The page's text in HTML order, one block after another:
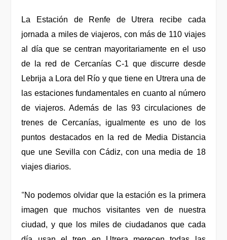
La Estación de Renfe de Utrera recibe cada
jornada a miles de viajeros, con más de 110 viajes
al día que se centran mayoritariamente en el uso
de la red de Cercanías C-1 que discurre desde
Lebrija a Lora del Río y que tiene en Utrera una de
las estaciones fundamentales en cuanto al número
de viajeros. Además de las 93 circulaciones de
trenes de Cercanías, igualmente es uno de los
puntos destacados en la red de Media Distancia
que une Sevilla con Cádiz, con una media de 18
viajes diarios.
“No podemos olvidar que la estación es la primera
imagen que muchos visitantes ven de nuestra
ciudad, y que los miles de ciudadanos que cada